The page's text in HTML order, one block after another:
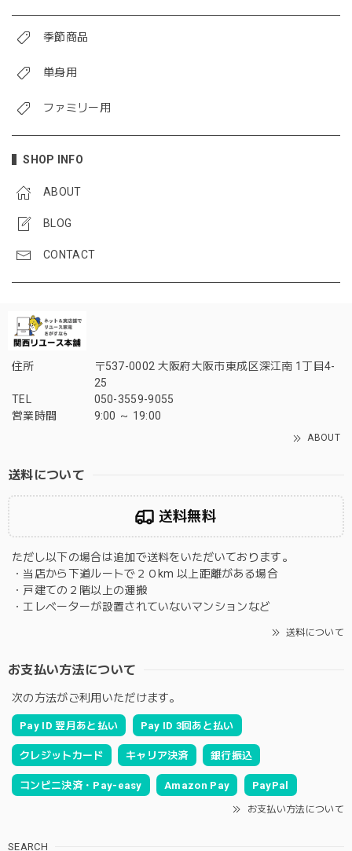
季節商品
単身用
ファミリー用
SHOP INFO
ABOUT
BLOG
CONTACT
住所
〒537-0002 大阪府大阪市東成区深江南 1丁目4-
25
TEL
050-3559-9055
営業時間
9:00 ～ 19:00
ABOUT
送料について
送料無料
ただし以下の場合は追加で送料をいただいております。
・当店から下道ルートで２０km 以上距離がある場合
・戸建ての２階以上の運搬
・エレベーターが設置されていないマンションなど
送料について
お支払い方法について
次の方法がご利用いただけます。
Pay ID 翌月あと払い Pay ID 3回あと払い
クレジットカード キャリア決済 銀行振込
コンビニ決済・Pay-easy Amazon Pay PayPal
お支払い方法について
SEARCH